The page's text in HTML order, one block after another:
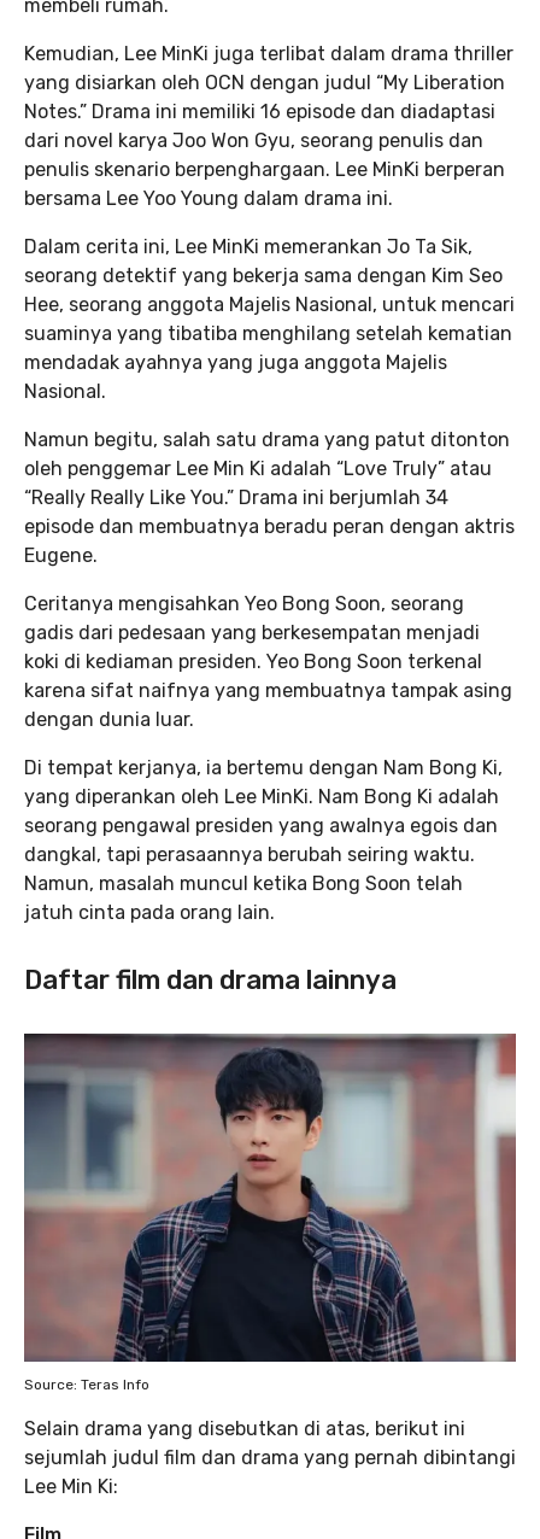
membeli rumah.
Kemudian, Lee MinKi juga terlibat dalam drama thriller
yang disiarkan oleh OCN dengan judul “My Liberation
Notes.” Drama ini memiliki 16 episode dan diadaptasi
dari novel karya Joo Won Gyu, seorang penulis dan
penulis skenario berpenghargaan. Lee MinKi berperan
bersama Lee Yoo Young dalam drama ini.
Dalam cerita ini, Lee MinKi memerankan Jo Ta Sik,
seorang detektif yang bekerja sama dengan Kim Seo
Hee, seorang anggota Majelis Nasional, untuk mencari
suaminya yang tibatiba menghilang setelah kematian
mendadak ayahnya yang juga anggota Majelis
Nasional.
Namun begitu, salah satu drama yang patut ditonton
oleh penggemar Lee Min Ki adalah “Love Truly” atau
“Really Really Like You.” Drama ini berjumlah 34
episode dan membuatnya beradu peran dengan aktris
Eugene.
Ceritanya mengisahkan Yeo Bong Soon, seorang
gadis dari pedesaan yang berkesempatan menjadi
koki di kediaman presiden. Yeo Bong Soon terkenal
karena sifat naifnya yang membuatnya tampak asing
dengan dunia luar.
Di tempat kerjanya, ia bertemu dengan Nam Bong Ki,
yang diperankan oleh Lee MinKi. Nam Bong Ki adalah
seorang pengawal presiden yang awalnya egois dan
dangkal, tapi perasaannya berubah seiring waktu.
Namun, masalah muncul ketika Bong Soon telah
jatuh cinta pada orang lain.
Daftar film dan drama lainnya
Source: Teras Info
Selain drama yang disebutkan di atas, berikut ini
sejumlah judul film dan drama yang pernah dibintangi
Lee Min Ki:
Film